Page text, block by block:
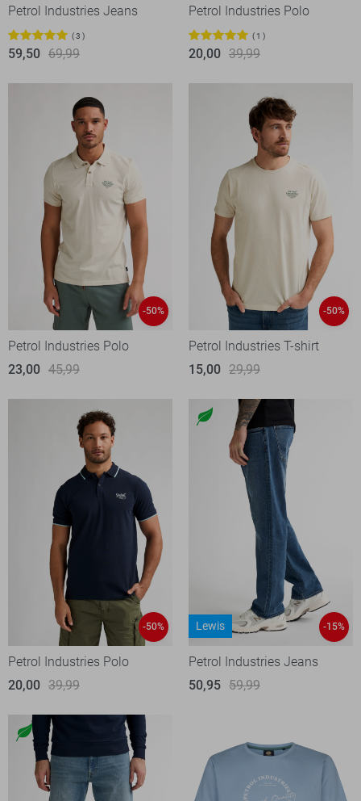
Petrol Industries Jeans
3
59,50 69,99
Petrol Industries Polo
1
20,00 39,99
-50%
Petrol Industries Polo
23,00 45,99
-50%
Petrol Industries T-shirt
15,00 29,99
-50%
Petrol Industries Polo
20,00 39,99
Lewis -15%
Petrol Industries Jeans
50,95 59,99